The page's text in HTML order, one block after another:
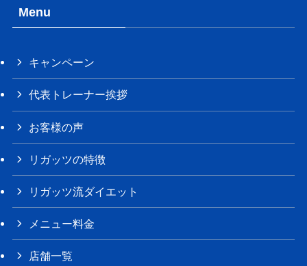
Menu
キャンペーン
代表トレーナー挨拶
お客様の声
リガッツの特徴
リガッツ流ダイエット
メニュー料金
店舗一覧